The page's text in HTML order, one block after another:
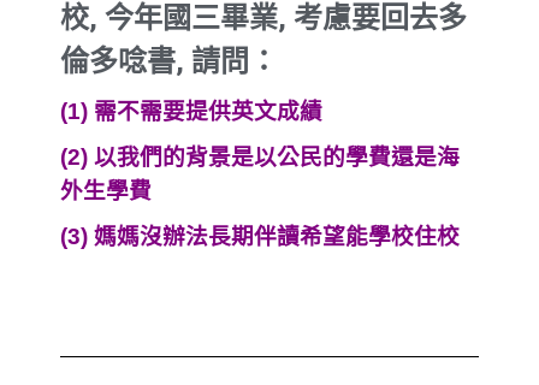
校, 今年國三畢業, 考慮要回去多
倫多唸書, 請問：
(1) 需不需要提供英文成績
(2) 以我們的背景是以公民的學費還是海
外生學費
(3) 媽媽沒辦法長期伴讀希望能學校住校